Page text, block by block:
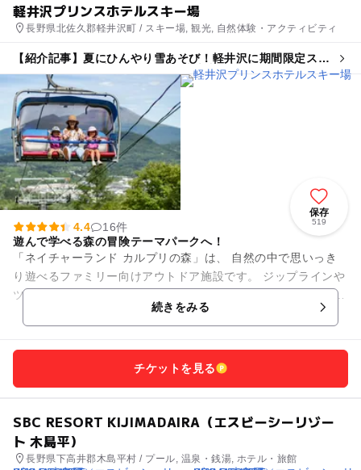
軽井沢プリンスホテルスキー場
長野県北佐久郡軽井沢町 / スキー場, 観光, 自然体験・アクティビティ
【紹介記事】夏にひんやり雪あそび！軽井沢に期間限定スノ
ーランド「カルプリ」OPEN 3歳未満無料
保存
519
4.4
16件
遊んで学べる森の冒険テーマパークへ！
「ネイチャーランド カルプリの森」は、 自然の中で思いっき
り遊べるファミリー向けアウトドア施設です。 ジップラインや
ツリートレッキングなど、 親子で楽しめるアクティビティが充
続きをみる
チケットを見る
SBC RESORT KIJIMADAIRA（エスビーシーリゾー
ト 木島平）
長野県下高井郡木島平村 / プール, 温泉・銭湯, ホテル・旅館